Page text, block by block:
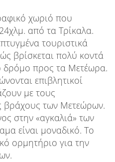
χωριό που
από τα Τρίκαλα.
τουριστικά
βρίσκεται πολύ κοντά
δρόμο προς τα Μετέωρα.
επιβλητικοί
με τους
βράχους των Μετεώρων.
στην «αγκαλιά» των
είναι μοναδικό. Το
ορμητήριο για την